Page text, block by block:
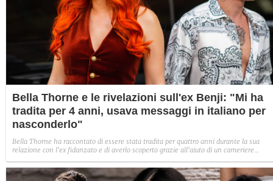
Bella Thorne e le rivelazioni sull'ex Benji: "Mi ha
tradita per 4 anni, usava messaggi in italiano per
nasconderlo"
Bella Thorne ha raccontato di essere stata tradita per quattro anni durante la sua
relazione con l'ex fidanzato e di averlo scoperto grazie all'aiuto di un cameriere
esplicitamente il nome di Benjamin Mascolo ma dettagli temporali e di racconto
portano a lui.